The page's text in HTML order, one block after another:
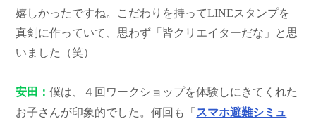
嬉しかったですね。こだわりを持ってLINEスタンプを
真剣に作っていて、思わず「皆クリエイターだな」と思
いました（笑）
安田：僕は、４回ワークショップを体験しにきてくれた
お子さんが印象的でした。何回も「 スマホ避難シミュ